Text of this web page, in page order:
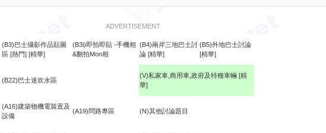
ADVERTISEMENT
(B3)巴士攝影作品貼圖
區 [熱門] [精華]
(B3i)即拍即貼 -手機相
&翻拍Mon相
(B4)兩岸三地巴士討
論 [精華]
(B5)外地巴士討論
[精華]
(B22)巴士迷吹水區
(V)私家車,商用車,政府及特種車輛 [精
華]
(A16)建築物機電裝置及
設備
(A19)問路專區 (N)其他討論題目